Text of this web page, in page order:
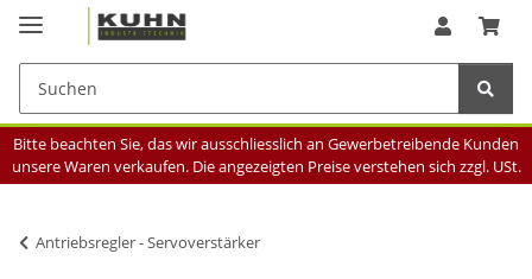
Bitte beachten Sie, das wir ausschliesslich an Gewerbetreibende Kunden
unsere Waren verkaufen. Die angezeigten Preise verstehen sich zzgl. USt.
Antriebsregler - Servoverstärker